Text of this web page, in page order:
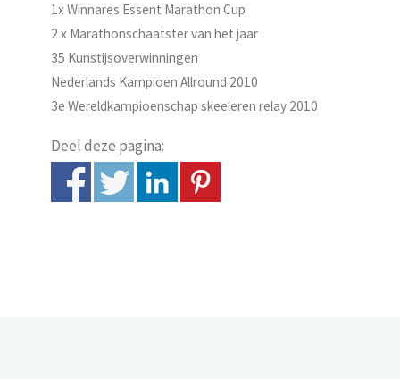
1x Winnares Essent Marathon Cup
2 x Marathonschaatster van het jaar
35 Kunstijsoverwinningen
Nederlands Kampioen Allround 2010
3e Wereldkampioenschap skeeleren relay 2010
Deel deze pagina: